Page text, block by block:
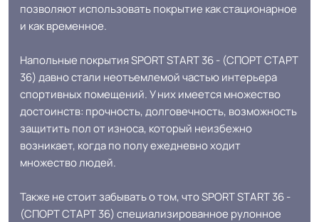
Толщина 3.6 мм
Область применения
единоборств, фехтования,
раздевалки, придушевые
помещения,
Допуск изменения
толщин
+-10% мм
Класс горючести КМ2
позволяют использовать покрытие как стационарное
и как временное.
Напольные покрытия SPORT START 36 - (СПОРТ СТАРТ
36) давно стали неотъемлемой частью интерьера
спортивных помещений. У них имеется множество
достоинств: прочность, долговечность, возможность
защитить пол от износа, который неизбежно
возникает, когда по полу ежедневно ходит
множество людей.
Также не стоит забывать о том, что SPORT START 36 -
(СПОРТ СТАРТ 36) специализированное рулонное